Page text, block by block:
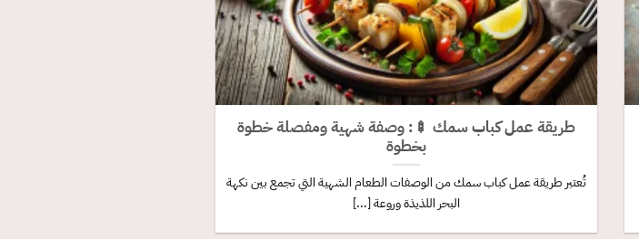
طريقة عمل كباب سمك 🍢: وصفة شهية ومفصلة خطوة
بخطوة
تُعتبر طريقة عمل كباب سمك من الوصفات الطعام الشهية التي تجمع بين نكهة
البحر اللذيذة وروعة [...]